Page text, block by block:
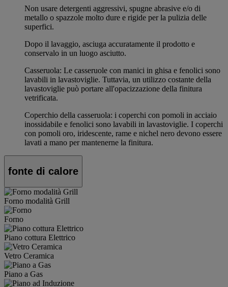
Non usare detergenti aggressivi, spugne abrasive e/o di
metallo o spazzole molto dure e rigide per la pulizia delle
superfici.
Dopo il lavaggio, asciuga accuratamente il prodotto e
conservalo in un luogo asciutto.
Casseruola: Le casseruole con manici in ghisa e fenolici sono
lavabili in lavastoviglie. Tuttavia, un utilizzo costante della
lavastoviglie può portare all'opacizzazione della finitura
vetrificata.
Coperchio della casseruola: i coperchi con pomoli in acciaio
inossidabile e fenolici sono lavabili in lavastoviglie. I coperchi
con pomoli oro, iridescente, rame e nichel nero devono essere
lavati a mano per mantenerne la finitura.
fonte di calore
Forno modalità Grill
Forno
Piano cottura Elettrico
Vetro Ceramica
Piano a Gas